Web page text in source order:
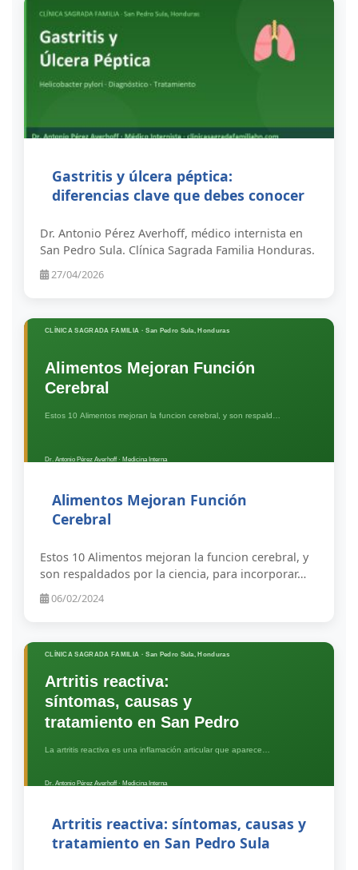
Gastritis y úlcera péptica:
diferencias clave que debes conocer
Dr. Antonio Pérez Averhoff, médico internista en
San Pedro Sula. Clínica Sagrada Familia Honduras.
27/04/2026
Alimentos Mejoran Función
Cerebral
Estos 10 Alimentos mejoran la funcion cerebral, y
son respaldados por la ciencia, para incorporar…
06/02/2024
Artritis reactiva: síntomas, causas y
tratamiento en San Pedro Sula